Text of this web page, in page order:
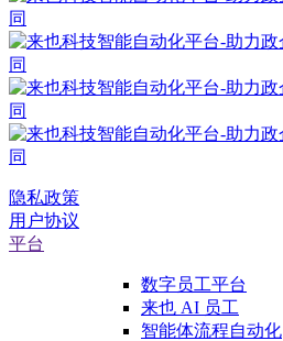
隐私政策
用户协议
平台
数字员工平台
来也 AI 员工
智能体流程自动化